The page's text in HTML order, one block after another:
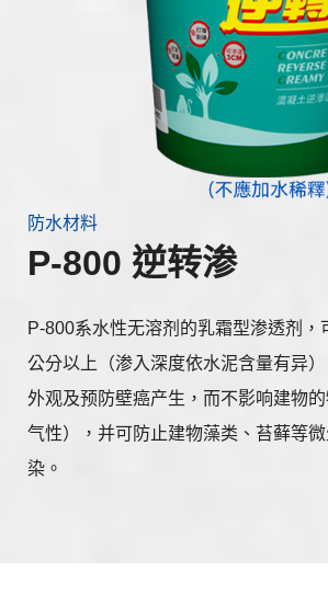
防水材料
P-800 逆转渗
P-800系水性无溶剂的乳霜型渗透剂，
公分以上（渗入深度依水泥含量有异
外观及预防壁癌产生，而不影响建物
气性），并可防止建物藻类、苔藓等
染。